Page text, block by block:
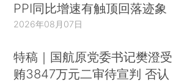
PPI同比增速有触顶回落迹象
2026年08月07日
特稿｜国航原党委书记樊澄受
贿3847万元二审待宣判 否认